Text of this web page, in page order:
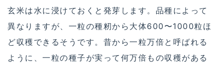
玄米は水に浸けておくと発芽します。品種によって
異なりますが、一粒の種籾から大体600〜1000粒ほ
ど収穫できるそうです。昔から一粒万倍と呼ばれる
ように、一粒の種子が実って何万倍もの収穫がある